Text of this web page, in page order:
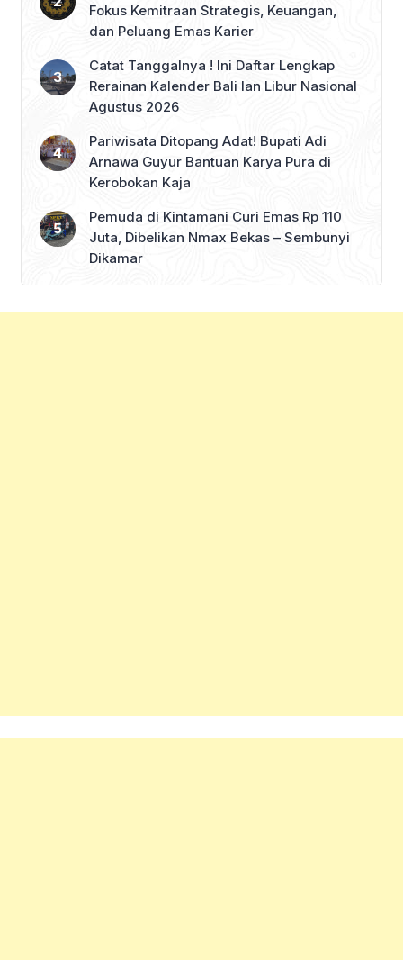
Fokus Kemitraan Strategis, Keuangan,
dan Peluang Emas Karier
Catat Tanggalnya ! Ini Daftar Lengkap
Rerainan Kalender Bali lan Libur Nasional
Agustus 2026
Pariwisata Ditopang Adat! Bupati Adi
Arnawa Guyur Bantuan Karya Pura di
Kerobokan Kaja
Pemuda di Kintamani Curi Emas Rp 110
Juta, Dibelikan Nmax Bekas – Sembunyi
Dikamar